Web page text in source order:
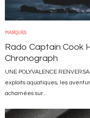
MARQUES
Rado Captain Cook
Chronograph
UNE POLYVALENCE
exploits aquatiques, les
acharnées sur...
Image